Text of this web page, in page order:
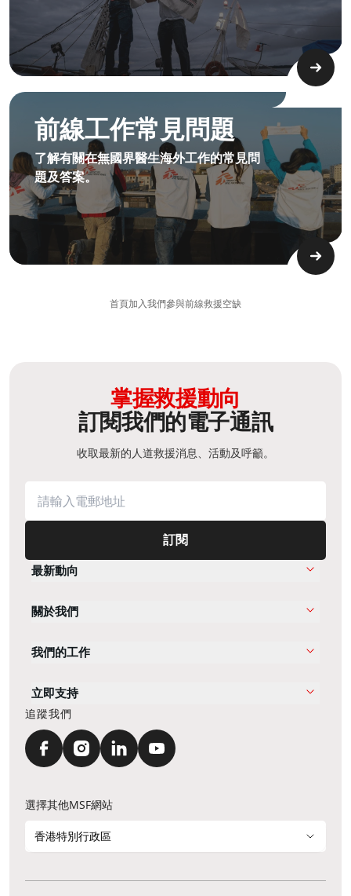
前線工作常見問題
了解有關在無國界醫生海外工作的常見問
題及答案。
前線工作問題​
首頁加入我們參與前線救援空缺
掌握救援動向
訂閱我們的電子通訊
收取最新的人道救援消息、活動及呼籲。
訂閱
最新動向
關於我們
我們的工作
立即支持
追蹤我們
選擇其他MSF網站
香港特別行政區